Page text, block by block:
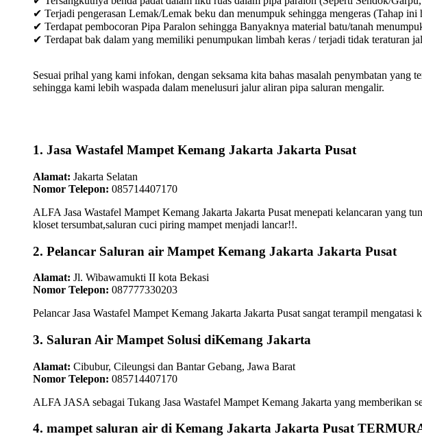
✔ Terjadi pengerasan Lemak/Lemak beku dan menumpuk sehingga mengeras (Tahap
✔ Terdapat pembocoran Pipa Paralon sehingga Banyaknya material batu/tanah
✔ Terdapat bak dalam yang memiliki penumpukan limbah keras / terjadi tidak teraturan
Sesuai prihal yang kami infokan, dengan seksama kita bahas masalah penymbatan
sehingga kami lebih waspada dalam menelusuri jalur aliran pipa saluran mengalir.
1. Jasa Wastafel Mampet Kemang Jakarta Jakarta Pusat
Alamat: Jakarta Selatan
Nomor Telepon: 085714407170
ALFA Jasa Wastafel Mampet Kemang Jakarta Jakarta Pusat menepati kelancaran yang
kloset tersumbat,saluran cuci piring mampet menjadi lancar!!.
2. Pelancar Saluran air Mampet Kemang Jakarta Jakarta Pusat
Alamat: Jl. Wibawamukti II kota Bekasi
Nomor Telepon: 087777330203
Pelancar Jasa Wastafel Mampet Kemang Jakarta Jakarta Pusat sangat terampil
3. Saluran Air Mampet Solusi diKemang Jakarta
Alamat: Cibubur, Cileungsi dan Bantar Gebang, Jawa Barat
Nomor Telepon: 085714407170
ALFA JASA sebagai Tukang Jasa Wastafel Mampet Kemang Jakarta yang memberikan
4. mampet saluran air di Kemang Jakarta Jakarta Pusat